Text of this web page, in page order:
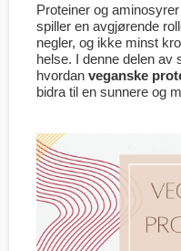
Proteiner og
spiller en avgjørende
negler, og ikke minst
helse. I denne delen av
hvordan veganske
bidra til en sunnere og